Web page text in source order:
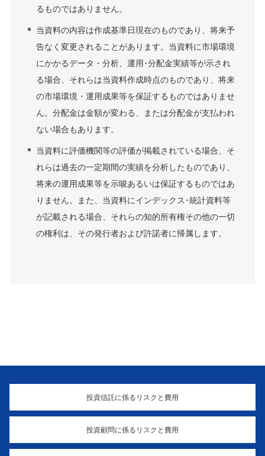
るものではありません。
当資料の内容は作成基準日現在のものであり、将来予
告なく変更されることがあります。当資料に市場環境
にかかるデータ・分析、運用･分配金実績等が示され
る場合、それらは当資料作成時点のものであり、将来
の市場環境・運用成果等を保証するものではありませ
ん。分配金は金額が変わる、または分配金が支払われ
ない場合もあります。
当資料に評価機関等の評価が掲載されている場合、そ
れらは過去の一定期間の実績を分析したものであり、
将来の運用成果等を示唆あるいは保証するものではあ
りません。また、当資料にインデックス･統計資料等
が記載される場合、それらの知的所有権その他の一切
の権利は、その発行者および許諾者に帰属します。
投資信託に係るリスクと費用
投資顧問に係るリスクと費用